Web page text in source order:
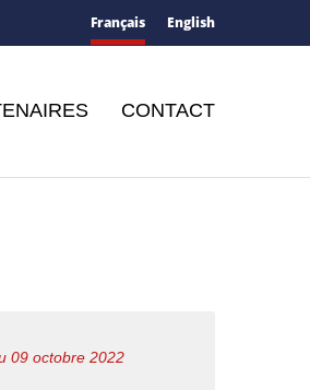
Français English
CONTACT
09 octobre 2022